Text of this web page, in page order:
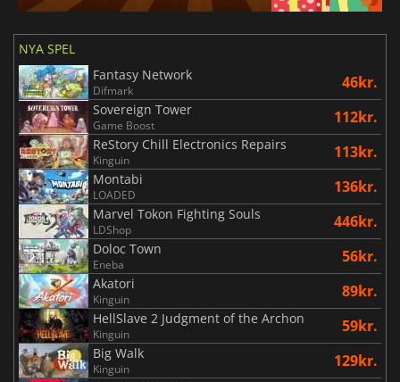
NYA SPEL
Fantasy Network
Difmark 46kr.
Sovereign Tower
Game Boost 112kr.
ReStory Chill Electronics Repairs
Kinguin 113kr.
Montabi
LOADED 136kr.
Marvel Tokon Fighting Souls
LDShop 446kr.
Doloc Town
Eneba 56kr.
Akatori
Kinguin 89kr.
HellSlave 2 Judgment of the Archon
Kinguin 59kr.
Big Walk
Kinguin 129kr.